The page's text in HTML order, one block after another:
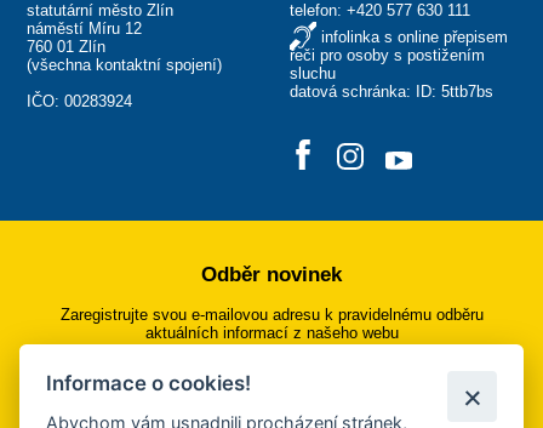
statutární město Zlín
náměstí Míru 12
760 01 Zlín
(všechna kontaktní spojení)
IČO: 00283924
telefon: +420 577 630 111
infolinka s online přepisem
řeči pro osoby s postižením
sluchu
datová schránka: ID: 5ttb7bs
Odběr novinek
Zaregistrujte svou e-mailovou adresu k pravidelnému odběru
aktuálních informací z našeho webu
Přihlásit se k odběru
Informace o cookies!
Abychom vám usnadnili procházení stránek,